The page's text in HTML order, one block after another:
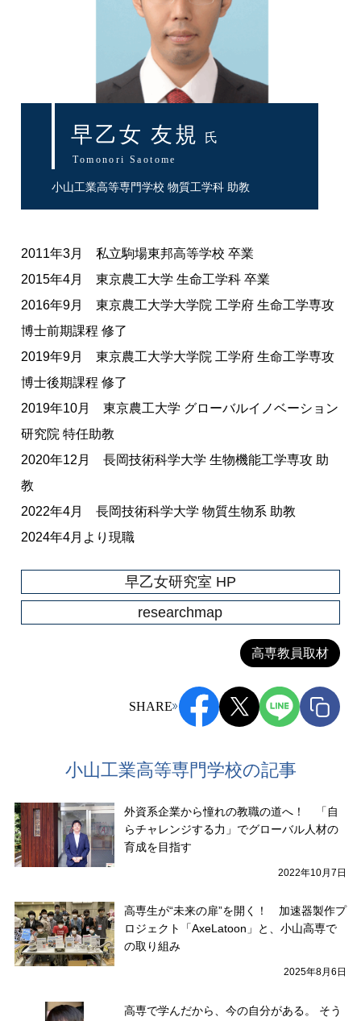
早乙女 友規 氏
Tomonori Saotome
小山工業高等専門学校 物質工学科 助教
2011年3月 私立駒場東邦高等学校 卒業
2015年4月 東京農工大学 生命工学科 卒業
2016年9月 東京農工大学大学院 工学府 生命工学専攻
博士前期課程 修了
2019年9月 東京農工大学大学院 工学府 生命工学専攻
博士後期課程 修了
2019年10月 東京農工大学 グローバルイノベーション
研究院 特任助教
2020年12月 長岡技術科学大学 生物機能工学専攻 助
教
2022年4月 長岡技術科学大学 物質生物系 助教
2024年4月より現職
早乙女研究室 HP
researchmap
高専教員取材
SHARE
小山工業高等専門学校の記事
外資系企業から憧れの教職の道へ！ 「自
らチャレンジする力」でグローバル人材の
育成を目指す
2022年10月7日
高専生が“未来の扉”を開く！ 加速器製作プ
ロジェクト「AxeLatoon」と、小山高専で
の取り組み
2025年8月6日
高専で学んだから、今の自分がある。 そう